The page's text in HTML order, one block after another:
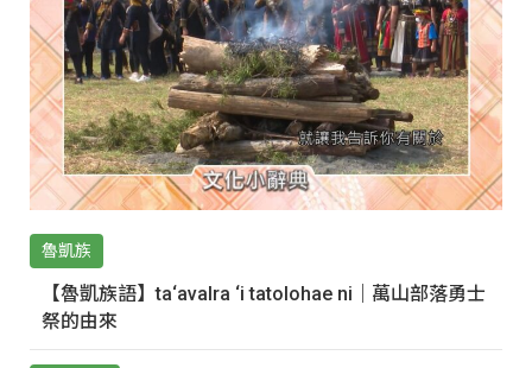
魯凱族
【魯凱族語】ta‘avalra ‘i tatolohae ni｜萬山部落勇士
祭的由來